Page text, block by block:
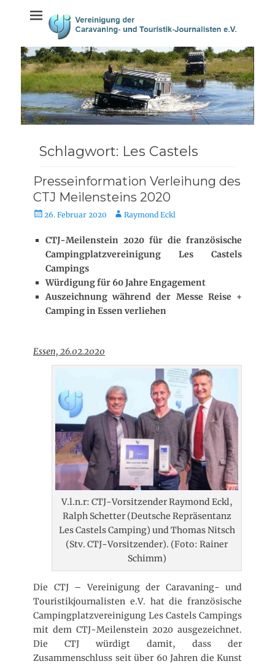
springen
Schlagwort: Les Castels
Presseinformation Verleihung des
CTJ Meilensteins 2020
V
r
e
n
c
26. Februar 2020
A
t
o
Raymond Eckl
CTJ-Meilenstein 2020 für die französische
Campingplatzvereinigung Les Castels
Campings
Würdigung für 60 Jahre Engagement
Auszeichnung während der Messe Reise +
Camping in Essen verliehen
Essen, 26.02.2020
V.l.n.r: CTJ-Vorsitzender Raymond Eckl,
Ralph Schetter (Deutsche Repräsentanz
Les Castels Camping) und Thomas Nitsch
(Stv. CTJ-Vorsitzender). (Foto: Rainer
Schimm)
Die CTJ – Vereinigung der Caravaning- und
Touristikjournalisten e.V. hat die französische
Campingplatzvereinigung Les Castels Campings
mit dem CTJ-Meilenstein 2020 ausgezeichnet.
Die CTJ würdigt damit, dass der
Zusammenschluss seit über 60 Jahren die Kunst